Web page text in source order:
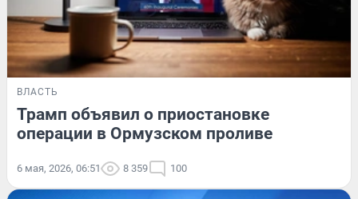
ВЛАСТЬ
Трамп объявил о приостановке
операции в Ормузском проливе
6 мая, 2026, 06:51 8 359 100